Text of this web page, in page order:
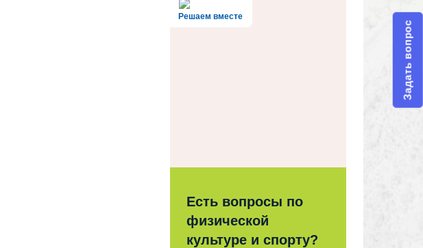
Решаем вместе
Есть вопросы по
физической
культуре и спорту?
Задать вопрос